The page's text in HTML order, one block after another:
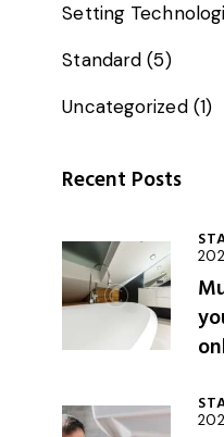
Setting
Standard (5)
Uncategorized(1)
Recent Posts